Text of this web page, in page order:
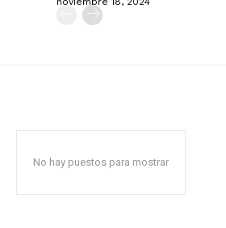
No hay puestos para mostrar